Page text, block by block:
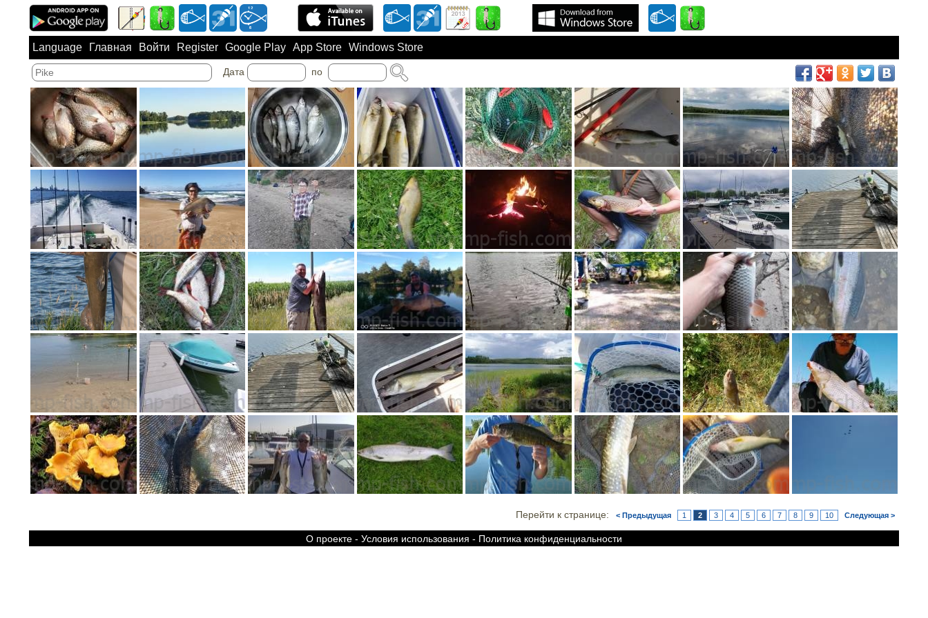
Language Главная Войти Register Google Play App Store Windows Store
Дата по
Перейти к странице: < Предыдущая 1 2 3 4 5 6 7 8 9 10 Следующая >
О проекте - Условия использования - Политика конфиденциальности